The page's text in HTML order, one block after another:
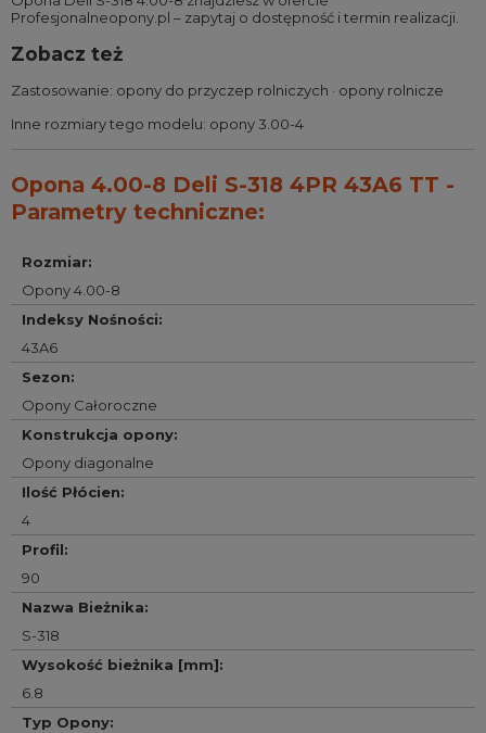
Profesjonalneopony.pl – zapytaj o dostępność i termin realizacji.
Zobacz też
Zastosowanie: opony do przyczep rolniczych · opony rolnicze
Inne rozmiary tego modelu: opony 3.00-4
Opona 4.00-8 Deli S-318 4PR 43A6 TT -
Parametry techniczne:
Rozmiar:
Opony 4.00-8
Indeksy Nośności:
43A6
Sezon:
Opony Całoroczne
Konstrukcja opony:
Opony diagonalne
Ilość Płócien:
4
Profil:
90
Nazwa Bieżnika:
S-318
Wysokość bieżnika [mm]:
6.8
Typ Opony: